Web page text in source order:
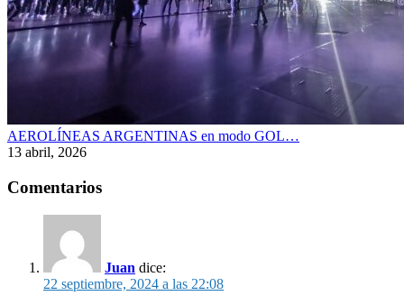
AEROLÍNEAS ARGENTINAS en modo GOL…
13 abril, 2026
Comentarios
Juan dice:
22 septiembre, 2024 a las 22:08